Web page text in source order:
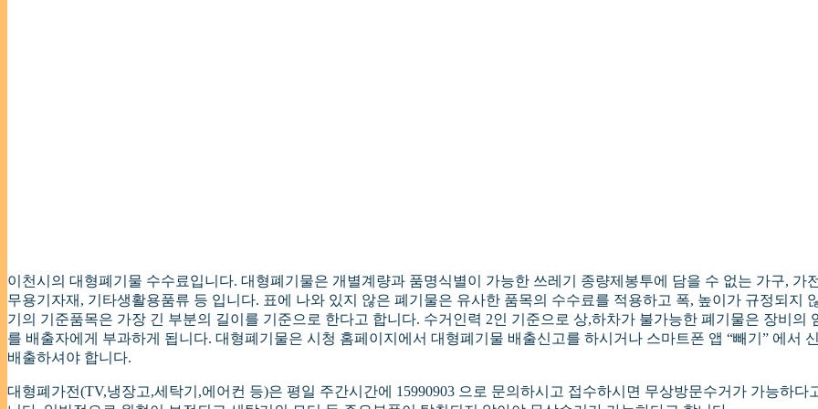
이천시의 대형폐기물 수수료입니다. 대형폐기물은 개별계량과 품명식별이 가능한 쓰레기 종량제봉투에 담을 수 없는 가구, 가
무용기자재, 기타생활용품류 등 입니다. 표에 나와 있지 않은 폐기물은 유사한 품목의 수수료를 적용하고 폭, 높이가 규정되지
기의 기준품목은 가장 긴 부분의 길이를 기준으로 한다고 합니다. 수거인력 2인 기준으로 상,하차가 불가능한 폐기물은 장비의
를 배출자에게 부과하게 됩니다. 대형폐기물은 시청 홈페이지에서 대형폐기물 배출신고를 하시거나 스마트폰 앱 “빼기” 에서
배출하셔야 합니다.
대형폐가전(TV,냉장고,세탁기,에어컨 등)은 평일 주간시간에 15990903 으로 문의하시고 접수하시면 무상방문수거가 가능하다